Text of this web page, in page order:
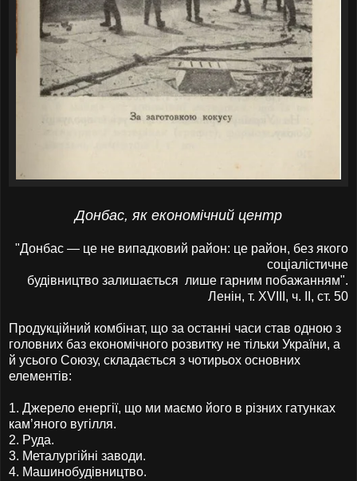
Донбас, як економічний центр
"Донбас — це не випадковий район: це район, без якого
соціалістичне
будівництво залишається лише гарним побажанням".
Ленін, т. XVIII, ч. II, ст. 50
Продукційний комбінат, що за останні часи став одною з
головних баз економічного розвитку не тільки України, а
й усього Союзу, складається з чотирьох основних
елементів:
1. Джерело енергії, що ми маємо його в різних гатунках
кам’яного вугілля.
2. Руда.
3. Металургійні заводи.
4. Машинобудівництво.